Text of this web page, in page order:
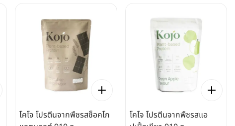
โคโจ โปรตีนจากพืชรสช็อคโก
โคโจ โปรตีนจากพืชรสแอ